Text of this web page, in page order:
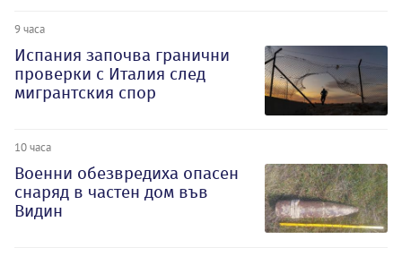
9 часа
Испания започва гранични
проверки с Италия след
мигрантския спор
10 часа
Военни обезвредиха опасен
снаряд в частен дом във
Видин